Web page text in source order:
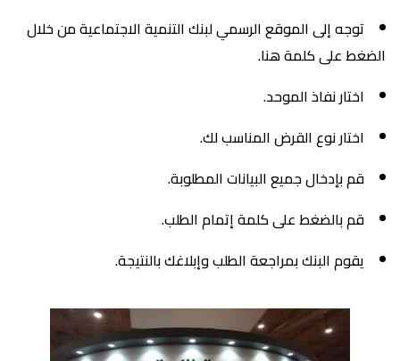
توجه إلى الموقع الرسمي لبنك التنمية الاجتماعية من خلال
الضغط على كلمة هنا.
اختار نفاذ الموحد.
اختار نوع القرض المناسب لك.
قم بإدخال جميع البيانات المطلوبة.
قم بالضغط على كلمة إتمام الطلب.
يقوم البنك بمراجعة الطلب وإبلاغك بالنتيجة.